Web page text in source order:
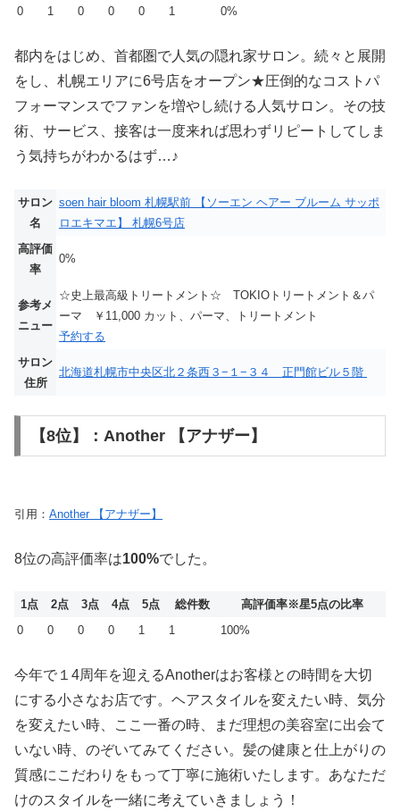
0
1 0 0 0 1 0%
都内をはじめ、首都圏で人気の隠れ家サロン。続々と展開
をし、札幌エリアに6号店をオープン★圧倒的なコストパ
フォーマンスでファンを増やし続ける人気サロン。その技
術、サービス、接客は一度来れば思わずリピートしてしま
う気持ちがわかるはず…♪
サロン
名
soen hair bloom 札幌駅前 【ソーエン ヘアー ブルーム サッポ
ロエキマエ】 札幌6号店
高評価
率
0%
参考メ
ニュー
☆史上最高級トリートメント☆ TOKIOトリートメント＆パ
ーマ ￥11,000 カット、パーマ、トリートメント
予約する
サロン
住所
北海道札幌市中央区北２条西３−１−３４ 正門館ビル５階
【8位】：Another 【アナザー】
引用： Another 【アナザー】
8位の高評価率は100%でした。
1点 2点 3点 4点 5点 総件数 高評価率※星5点の比率
0
0 0 0 1 1 100%
今年で１4周年を迎えるAnotherはお客様との時間を大切
にする小さなお店です。ヘアスタイルを変えたい時、気分
を変えたい時、ここ一番の時、まだ理想の美容室に出会て
いない時、のぞいてみてください。髪の健康と仕上がりの
質感にこだわりをもって丁寧に施術いたします。あなただ
けのスタイルを一緒に考えていきましょう！